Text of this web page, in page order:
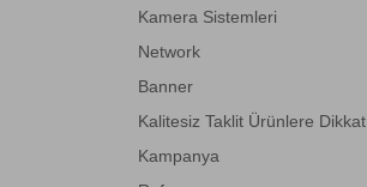
Kamera Sistemleri
Network
Banner
Kalitesiz Taklit Ürünlere Dikkat
Kampanya